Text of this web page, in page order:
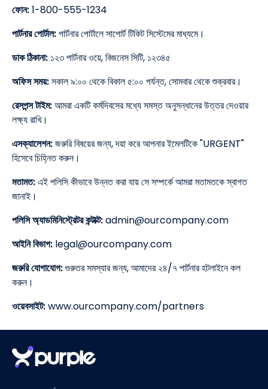
ফোন:1-800-555-1234
পার্টনার পোর্টাল:পার্টনার পোর্টালে সাপোর্ট টিকিট সিস্টেমের মাধ্যমে।
ডাক ঠিকানা: ১২৩ পার্টনার ওয়ে, বিজনেস সিটি, ১২৩৪৫
অফিস সময়:সকাল ৯:০০ থেকে বিকাল ৫:০০ পর্যন্ত, সোমবার থেকে শুক্রবার।
রেসপন্স টাইম:আমরা একটি কর্মদিবসের মধ্যে সমস্ত অনুসন্ধানের উত্তর দেওয়ার
লক্ষ্য রাখি।
এসক্যালেশন:জরুরি বিষয়ের জন্য, দয়া করে আপনার ইমেলটিকে "URGENT"
হিসেবে চিহ্নিত করুন।
মতামত:এই পলিসি কীভাবে উন্নত করা যায় সে সম্পর্কে আমরা মতামতকে স্বাগত
জানাই।
পলিসি অ্যাডমিনিস্ট্রেটর কন্টাক্ট:admin@ourcompany.com
আইনি বিভাগ: legal@ourcompany.com
জরুরি যোগাযোগ:গুরুতর সমস্যার জন্য, আমাদের ২৪/৭ পার্টনার হটলাইনে কল
করুন।
ওয়েবসাইট:www.ourcompany.com/partners